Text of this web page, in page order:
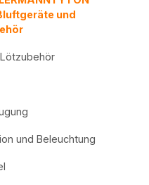
und
und Beleuchtung